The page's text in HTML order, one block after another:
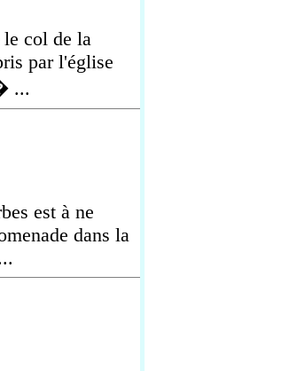
le col de la
par l'église
...
est à ne
dans la